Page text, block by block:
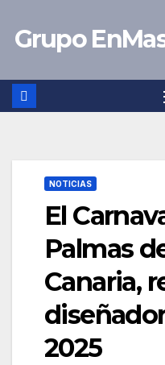
Grupo
NOTICIAS
El
Palmas
Canaria,
2025